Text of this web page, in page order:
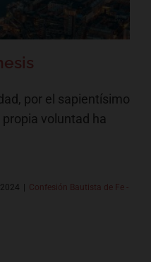
por el sapientísimo
voluntad ha
Confesión Bautista de Fe -